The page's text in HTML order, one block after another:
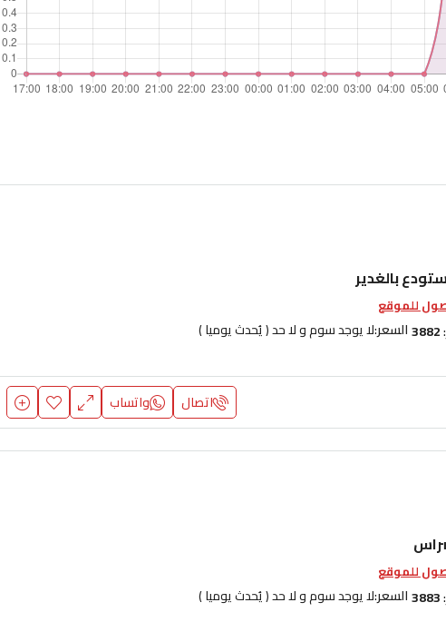
بالغدير
للموقع
3882السعر:لا يوجد سوم و لا حد ( يُحدث يوميا )
اتصال واتساب
للموقع
3883السعر:لا يوجد سوم و لا حد ( يُحدث يوميا )